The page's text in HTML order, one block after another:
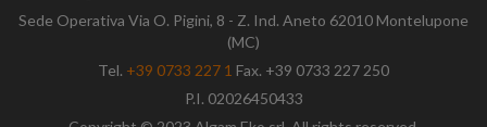
Sede Operativa Via O. Pigini, 8 - Z. Ind. Aneto 62010 Montelupone
(MC)
Tel. +39 0733 227 1 Fax. +39 0733 227 250
P.I. 02026450433